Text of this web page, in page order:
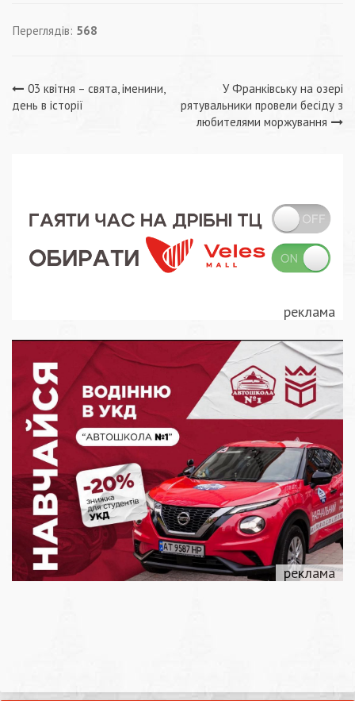
Переглядів: 568
Навігація
03 квітня – свята, іменини,
день в історії
У Франківську на озері
рятувальники провели бесіду з
любителями моржування